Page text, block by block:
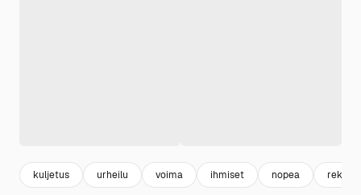
kuljetus urheilu voima ihmiset nopea